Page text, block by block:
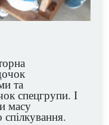
та
спецгрупи. І
масу